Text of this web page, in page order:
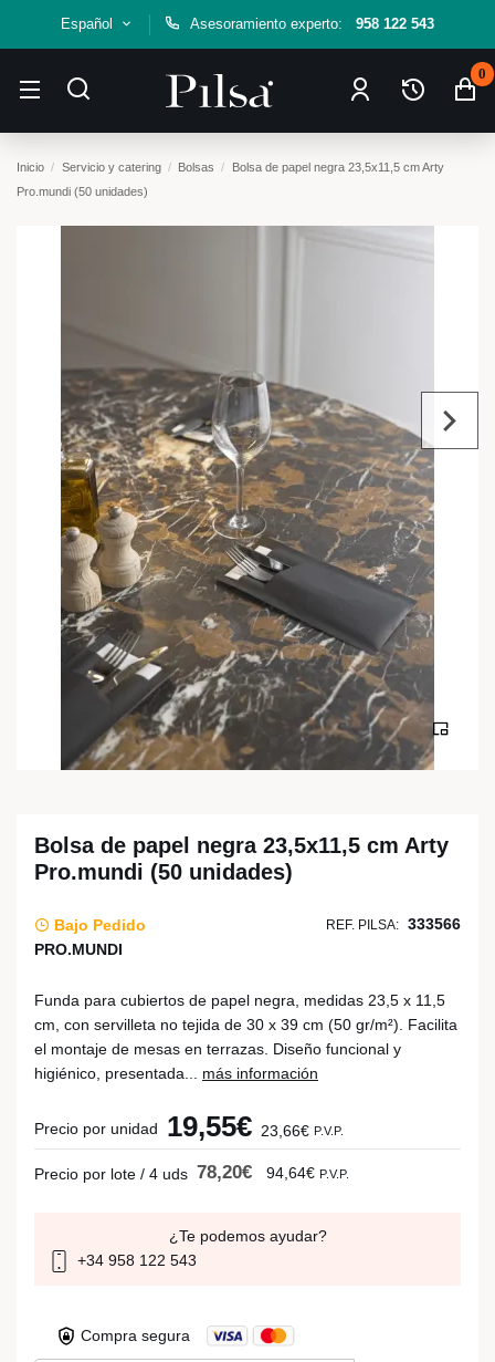
Español Asesoramiento experto: 958 122 543
0
Inicio Servicio y catering Bolsas
Bolsa de papel negra 23,5x11,5 cm Arty
Pro.mundi (50 unidades)
Bolsa de papel negra 23,5x11,5 cm Arty
Pro.mundi (50 unidades)
Bajo Pedido REF. PILSA: 333566
PRO.MUNDI
Funda para cubiertos de papel negra, medidas 23,5 x 11,5
cm, con servilleta no tejida de 30 x 39 cm (50 gr/m²). Facilita
el montaje de mesas en terrazas. Diseño funcional y
higiénico, presentada... más información
Precio por unidad 19,55€ 23,66€ P.V.P.
Precio por lote / 4 uds 78,20€ 94,64€ P.V.P.
¿Te podemos ayudar?
+34 958 122 543
Compra segura